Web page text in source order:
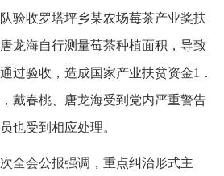
验收罗塔坪乡某农场莓茶产业奖扶
龙海自行测量莓茶种植面积，导致
过验收，造成国家产业扶贫资金1．
戴春桃、唐龙海受到党内严重警告
也受到相应处理。
全会公报强调，重点纠治形式主